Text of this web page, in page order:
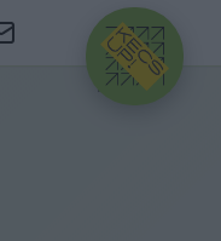
HIRDETÉS